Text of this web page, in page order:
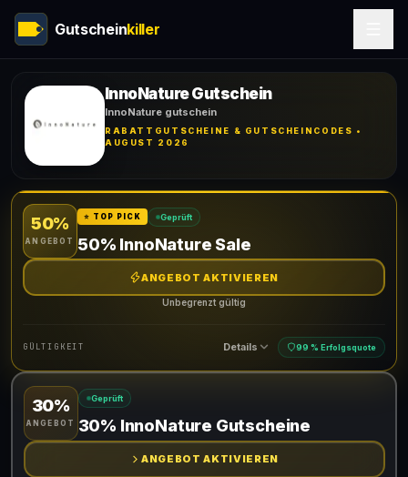
Gutscheinkiller
InnoNature Gutschein
InnoNature gutschein
RABATTGUTSCHEINE & GUTSCHEINCODES •
AUGUST 2026
50%
ANGEBOT
⭐ TOP PICK Geprüft
50% InnoNature Sale
ANGEBOT AKTIVIEREN
Unbegrenzt gültig
GÜLTIGKEIT Details 99 % Erfolgsquote
Gültig für teilnehmende Produkte
30%
ANGEBOT
Geprüft
30% InnoNature Gutscheine
ANGEBOT AKTIVIEREN